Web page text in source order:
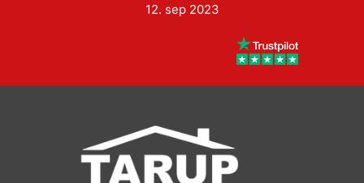
12. sep 2023